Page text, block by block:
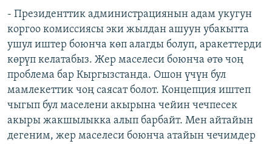
- Президенттик администрациянын адам укугун
коргоо комиссиясы эки жылдан ашуун убакытта
ушул иштер боюнча көп алагды болуп, аракеттерди
көрүп келатабыз. Жер маселеси боюнча өтө чоң
проблема бар Кыргызстанда. Ошон үчүн бул
мамлекеттик чоң саясат болот. Концепция иштеп
чыгып бул маселени акырына чейин чечпесек
акыры жакшылыкка алып барбайт. Мен айтайын
дегеним, жер маселеси боюнча атайын чечимдер